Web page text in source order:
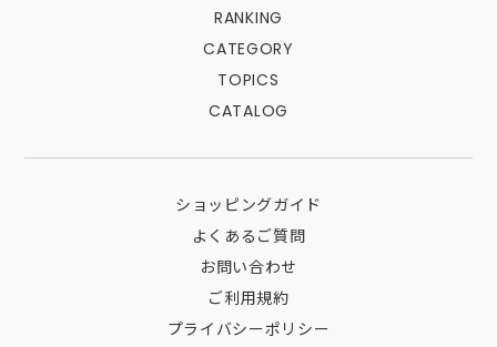
RANKING
CATEGORY
TOPICS
CATALOG
ショッピングガイド
よくあるご質問
お問い合わせ
ご利用規約
プライバシーポリシー